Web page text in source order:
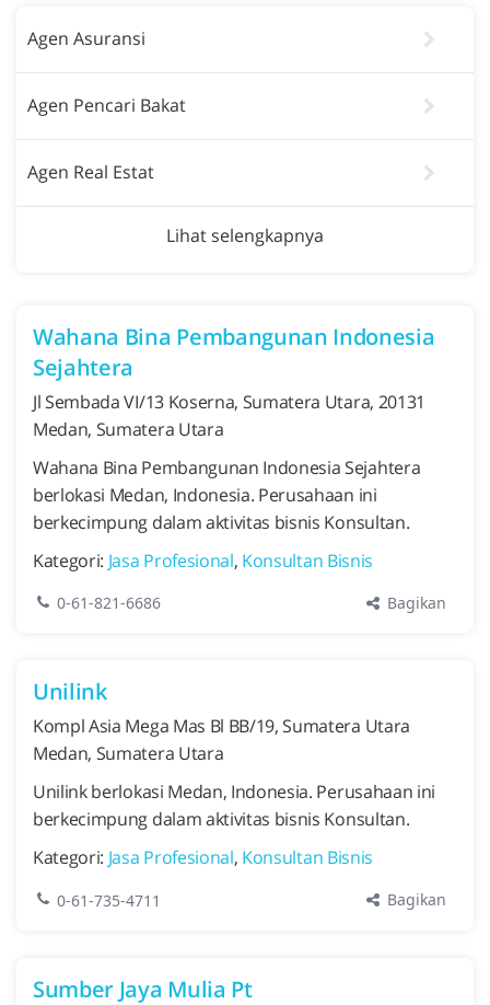
Agen Asuransi
Agen Pencari Bakat
Agen Real Estat
Lihat selengkapnya
Wahana Bina Pembangunan Indonesia
Sejahtera
Jl Sembada VI/13 Koserna, Sumatera Utara, 20131
Medan, Sumatera Utara
Wahana Bina Pembangunan Indonesia Sejahtera
berlokasi Medan, Indonesia. Perusahaan ini
berkecimpung dalam aktivitas bisnis Konsultan.
Kategori: Jasa Profesional, Konsultan Bisnis
0-61-821-6686 Bagikan
Unilink
Kompl Asia Mega Mas Bl BB/19, Sumatera Utara
Medan, Sumatera Utara
Unilink berlokasi Medan, Indonesia. Perusahaan ini
berkecimpung dalam aktivitas bisnis Konsultan.
Kategori: Jasa Profesional, Konsultan Bisnis
0-61-735-4711 Bagikan
Sumber Jaya Mulia Pt